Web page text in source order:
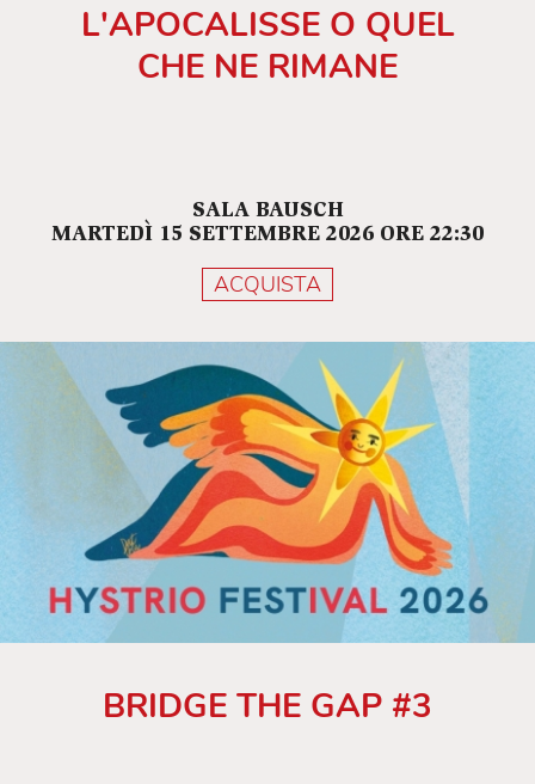
L'APOCALISSE O QUEL
CHE NE RIMANE
SALA BAUSCH
MARTEDÌ 15 SETTEMBRE 2026 ORE 22:30
ACQUISTA
BRIDGE THE GAP #3